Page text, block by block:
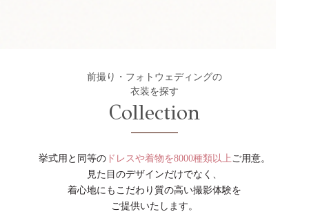
前撮り・フォトウェディングの
衣装を探す
Collection
挙式用と同等の ドレスや着物を8000種類以上 ご用意。
見た目のデザインだけでなく、
着心地にもこだわり質の高い撮影体験を
ご提供いたします。